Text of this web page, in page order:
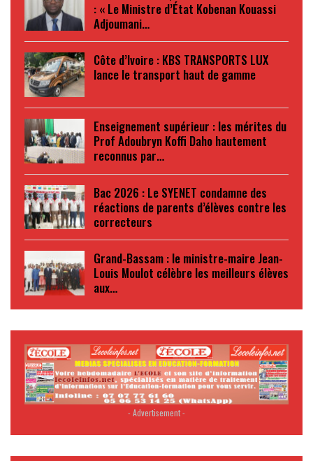
: « Le Ministre d’État Kobenan Kouassi
Adjoumani…
Côte d’Ivoire : KBS TRANSPORTS LUX
lance le transport haut de gamme
Enseignement supérieur : les mérites du
Prof Adoubryn Koffi Daho hautement
reconnus par…
Bac 2026 : Le SYENET condamne des
réactions de parents d’élèves contre les
correcteurs
Grand-Bassam : le ministre-maire Jean-
Louis Moulot célèbre les meilleurs élèves
aux…
- Advertisement -